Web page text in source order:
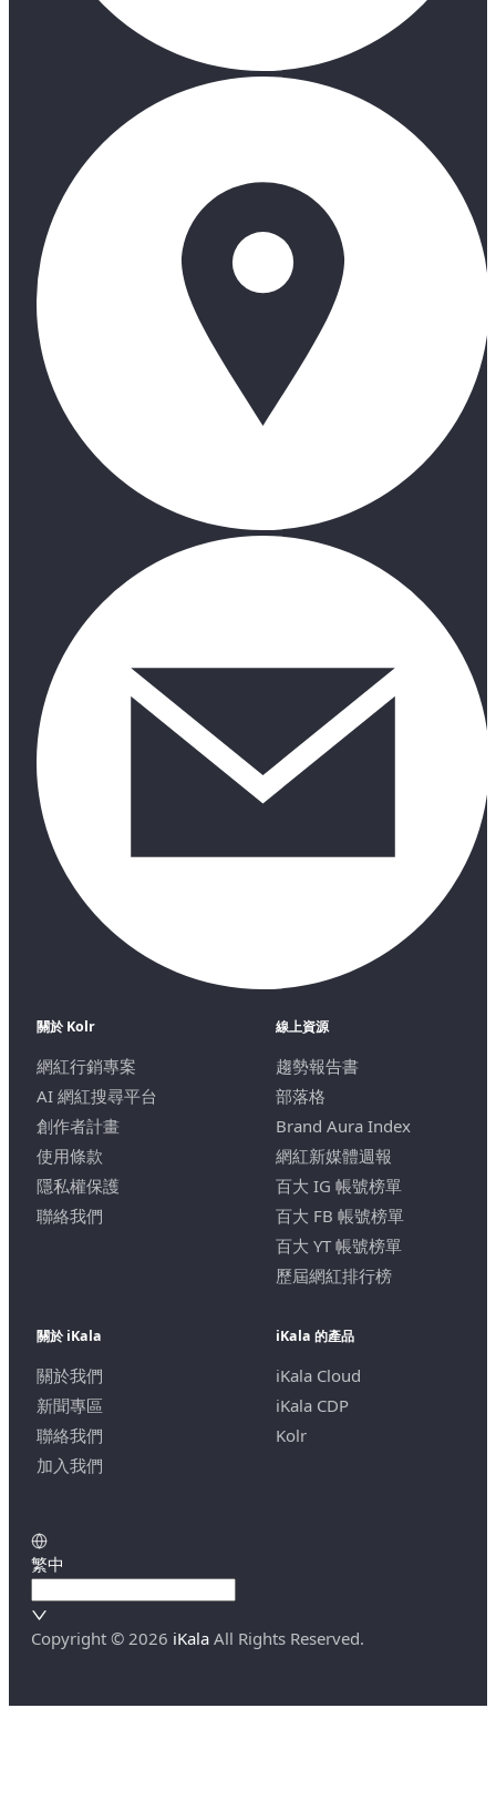
關於 Kolr
網紅行銷專案
AI 網紅搜尋平台
創作者計畫
使用條款
隱私權保護
聯絡我們
線上資源
趨勢報告書
部落格
Brand Aura Index
網紅新媒體週報
百大 IG 帳號榜單
百大 FB 帳號榜單
百大 YT 帳號榜單
歷屆網紅排行榜
關於 iKala
關於我們
新聞專區
聯絡我們
加入我們
iKala 的產品
iKala Cloud
iKala CDP
Kolr
繁中
Copyright © 2026 iKala All Rights Reserved.